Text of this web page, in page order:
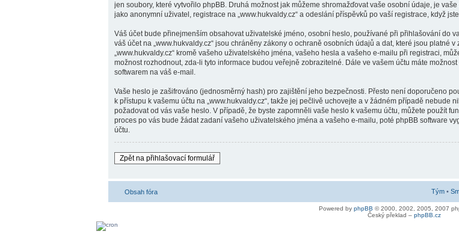
jen soubory, které vytvořilo phpBB. Druhá možnost jak můžeme shromažďovat vaše osobní údaje, je
jako anonymní uživatel, registrace na „www.hukvaldy.cz“ a odeslání příspěvků po vaší registrace, když
Váš účet bude přinejmenším obsahovat uživatelské jméno, osobní heslo, používané při přihlašování do
váš účet na „www.hukvaldy.cz“ jsou chráněny zákony o ochraně osobních údajů a dat, které jsou platné
„www.hukvaldy.cz“ kromě vašeho uživatelského jména, vašeho hesla a vašeho e-mailu při registraci,
možnost rozhodnout, zda-li tyto informace budou veřejně zobrazitelné. Dále ve vašem účtu máte
softwarem na váš e-mail.
Vaše heslo je zašifrováno (jednosměrný hash) pro zajištění jeho bezpečnosti. Přesto není doporučeno
k přístupu k vašemu účtu na „www.hukvaldy.cz“, takže jej pečlivě uchovejte a v žádném případě nebude
požadovat od vás vaše heslo. V případě, že byste zapomněli vaše heslo k vašemu účtu, můžete použít
proces po vás bude žádat zadaní vašeho uživatelského jména a vašeho e-mailu, poté phpBB software
účtu.
Zpět na přihlašovací formulář
Obsah fóra Tým •
Powered by phpBB © 2000, 2002, 2005, 2007
Český překlad – phpBB.cz